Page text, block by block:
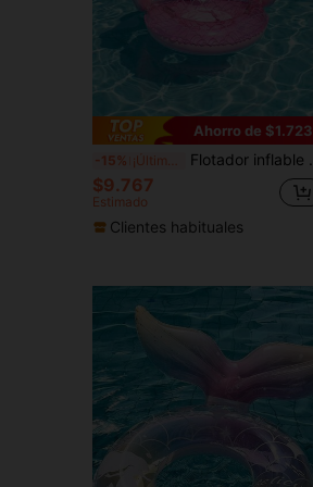
Ahorro de $1.723
-15% Flotador inflable con forma de escamas de sirena rosa con toldo solar, flotador de piscina para bebés y niños pequeños con asa para el verano
$9.767
Estimado
Clientes habituales